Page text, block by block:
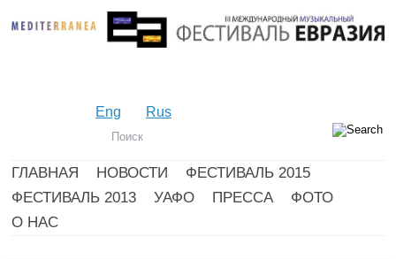
Eng Rus
ГЛАВНАЯ НОВОСТИ
ФЕСТИВАЛЬ 2015
ФЕСТИВАЛЬ 2013
УАФО ПРЕССА
ФОТО
О НАС